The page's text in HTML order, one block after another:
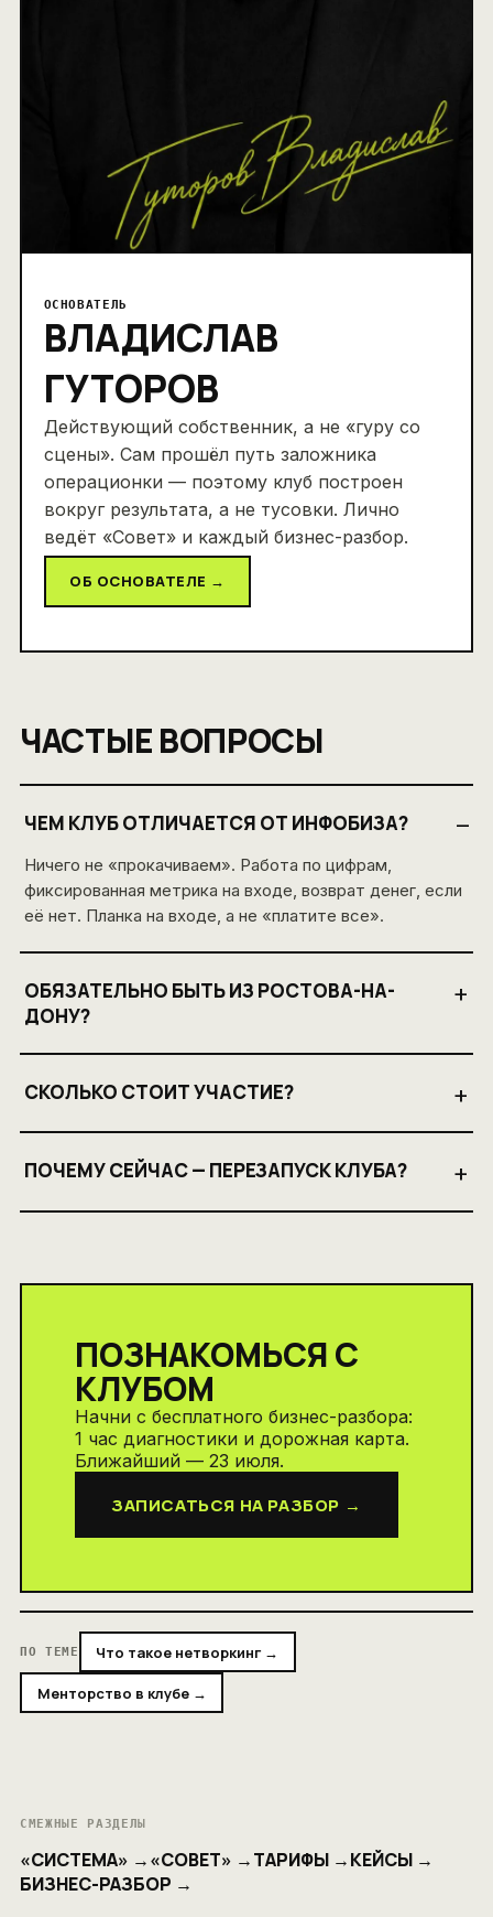
ОСНОВАТЕЛЬ
ВЛАДИСЛАВ
ГУТОРОВ
Действующий собственник, а не «гуру со
сцены». Сам прошёл путь заложника
операционки — поэтому клуб построен
вокруг результата, а не тусовки. Лично
ведёт «Совет» и каждый бизнес-разбор.
ОБ ОСНОВАТЕЛЕ →
ЧАСТЫЕ ВОПРОСЫ
ЧЕМ КЛУБ ОТЛИЧАЕТСЯ ОТ ИНФОБИЗА? –
Ничего не «прокачиваем». Работа по цифрам,
фиксированная метрика на входе, возврат денег, если
её нет. Планка на входе, а не «платите все».
ОБЯЗАТЕЛЬНО БЫТЬ ИЗ РОСТОВА-НА-
ДОНУ?
+
СКОЛЬКО СТОИТ УЧАСТИЕ? +
ПОЧЕМУ СЕЙЧАС — ПЕРЕЗАПУСК КЛУБА? +
ПОЗНАКОМЬСЯ С
КЛУБОМ
Начни с бесплатного бизнес-разбора:
1 час диагностики и дорожная карта.
Ближайший — 23 июля.
ЗАПИСАТЬСЯ НА РАЗБОР →
ПО ТЕМЕ Что такое нетворкинг →
Менторство в клубе →
СМЕЖНЫЕ РАЗДЕЛЫ
«СИСТЕМА» →«СОВЕТ» →ТАРИФЫ →КЕЙСЫ →
БИЗНЕС-РАЗБОР →